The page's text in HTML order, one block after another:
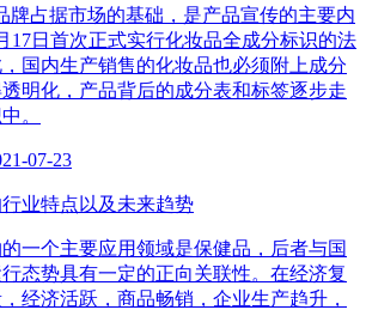
牌占据市场的基础，是产品宣传的主要内
17日首次正式实行化妆品全成分标识的法
国内生产销售的化妆品也必须附上成分
明化，产品背后的成分表和标签逐步走
。
07-23
业特点以及未来趋势
一个主要应用领域是保健品，后者与国
态势具有一定的正向关联性。在经济复
经济活跃，商品畅销，企业生产趋升，